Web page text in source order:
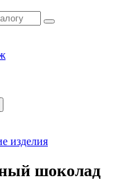
изделия
шоколад